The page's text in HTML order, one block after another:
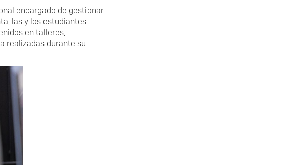
encargado de gestionar
las y los estudiantes
en talleres,
realizadas durante su